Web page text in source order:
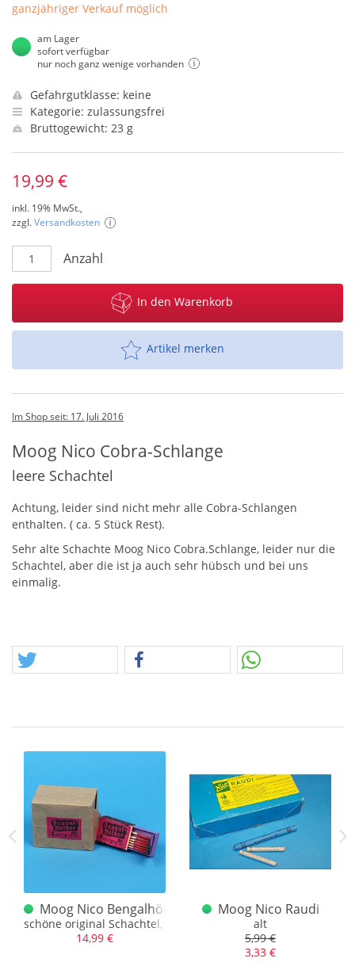
ganzjähriger Verkauf möglich
am Lager
sofort verfügbar
nur noch ganz wenige vorhanden
Gefahrgutklasse: keine
Kategorie: zulassungsfrei
Bruttogewicht: 23 g
19,99 €
inkl. 19% MwSt.,
zzgl.Versandkosten
Anzahl
In den Warenkorb
Artikel merken
Im Shop seit: 17. Juli 2016
Moog Nico Cobra-Schlange
leere Schachtel
Achtung, leider sind nicht mehr alle Cobra-Schlangen
enthalten. ( ca. 5 Stück Rest).
Sehr alte Schachte Moog Nico Cobra.Schlange, leider nur die
Schachtel, aber die ist ja auch sehr hübsch und bei uns
einmalig.
Moog Nico Bengalhölzer Rot alt 60er Jahre, alter
schöne original Schachtel, NEUWERTIG!
14,99 €
Moog Nico Raudi
alt
5,99 €
3,33 €